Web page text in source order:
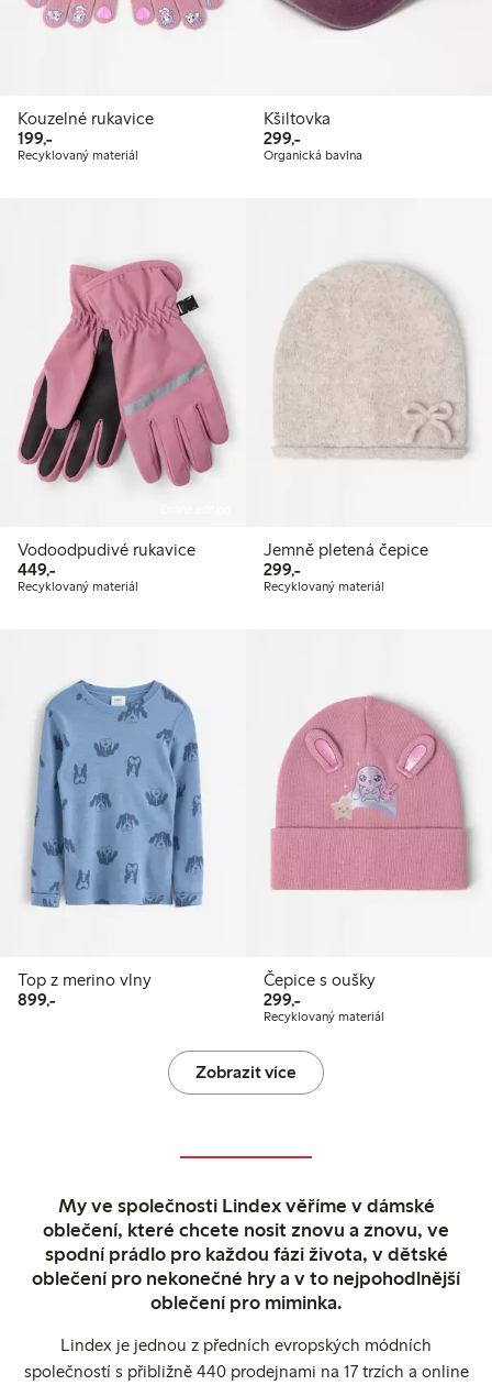
Kouzelné rukavice
199,-199,00 Kč
Recyklovaný materiál
Kšiltovka
299,-299,00 Kč
Organická bavlna
Vodoodpudivé rukavice
449,-449,00 Kč
Recyklovaný materiál
Jemně pletená čepice
299,-299,00 Kč
Recyklovaný materiál
Top z merino vlny
899,-899,00 Kč
Čepice s oušky
299,-299,00 Kč
Recyklovaný materiál
Zobrazit více
My ve společnosti Lindex věříme v dámské
oblečení, které chcete nosit znovu a znovu, ve
spodní prádlo pro každou fázi života, v dětské
oblečení pro nekonečné hry a v to nejpohodlnější
oblečení pro miminka.
Lindex je jednou z předních evropských módních
společností s přibližně 440 prodejnami na 17 trzích a online